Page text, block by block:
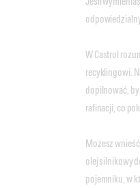
W Castrol
recyklingowi.
dopilnować,
rafinacji, co
Możesz
olej silnikowy
pojemniku, w